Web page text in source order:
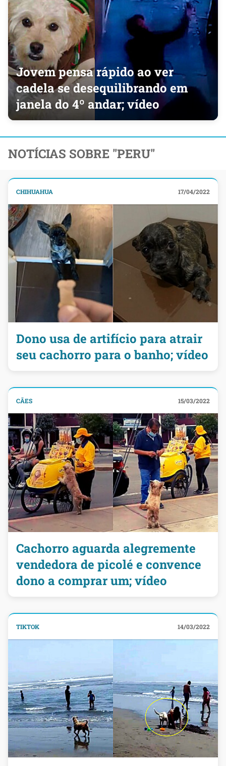
Jovem pensa rápido ao ver
cadela se desequilibrando em
janela do 4º andar; vídeo
NOTÍCIAS SOBRE "PERU"
CHIHUAHUA 17/04/2022
Dono usa de artifício para atrair
seu cachorro para o banho; vídeo
CÃES 15/03/2022
Cachorro aguarda alegremente
vendedora de picolé e convence
dono a comprar um; vídeo
TIKTOK 14/03/2022